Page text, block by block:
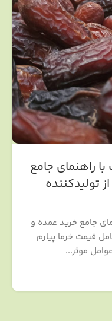
راهنمای جامع
تولیدکننده
جامع خرید عمده و
قیمت خرما پیارم
موثر...